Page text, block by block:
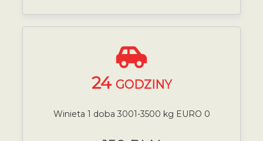
24 GODZINY
Winieta 1 doba 3001-3500 kg EURO 0